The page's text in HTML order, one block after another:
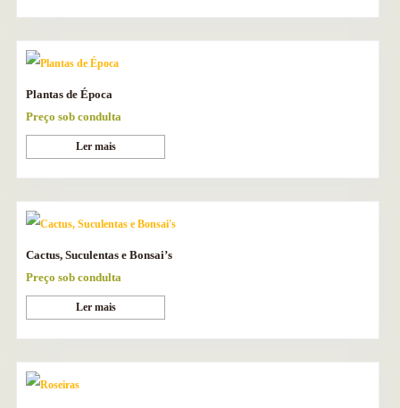
Plantas de Época
Preço sob condulta
Ler mais
Cactus, Suculentas e Bonsai’s
Preço sob condulta
Ler mais